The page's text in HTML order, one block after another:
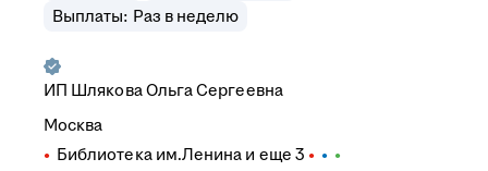
Выплаты: Раз в неделю
ИП Шлякова Ольга Сергеевна
Москва
Библиотека им.Ленина и еще 3